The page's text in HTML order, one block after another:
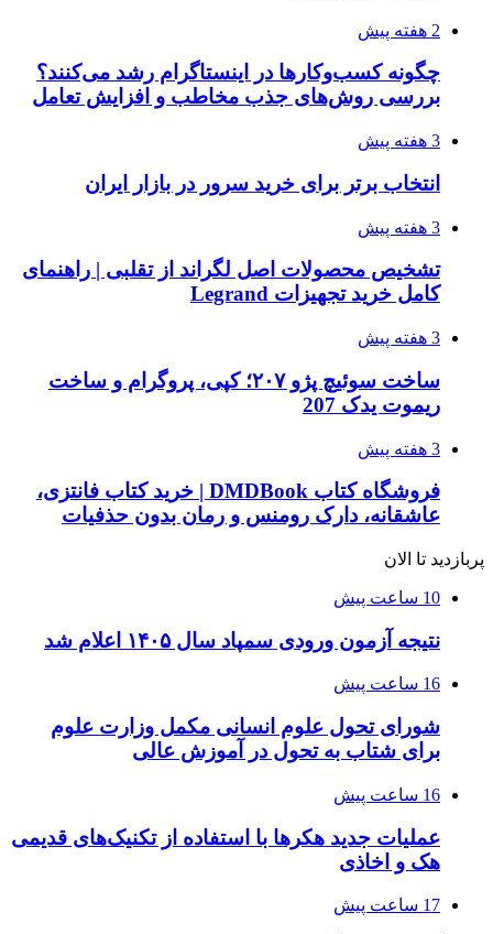
2 هفته پیش
چگونه کسب‌وکارها در اینستاگرام رشد می‌کنند؟
بررسی روش‌های جذب مخاطب و افزایش تعامل
3 هفته پیش
انتخاب برتر برای خرید سرور در بازار ایران
3 هفته پیش
تشخیص محصولات اصل لگراند از تقلبی | راهنمای
کامل خرید تجهیزات Legrand
3 هفته پیش
ساخت سوئیچ پژو ۲۰۷؛ کپی، پروگرام و ساخت
ریموت یدک 207
3 هفته پیش
فروشگاه کتاب DMDBook | خرید کتاب فانتزی،
عاشقانه، دارک رومنس و رمان بدون حذفیات
پربازدید تا الان
10 ساعت پیش
نتیجه آزمون ورودی سمپاد سال ۱۴۰۵ اعلام شد
16 ساعت پیش
شورای تحول علوم انسانی مکمل وزارت علوم
برای شتاب به تحول در آموزش عالی
16 ساعت پیش
عملیات جدید هکرها با استفاده از تکنیک‌های قدیمی
هک و اخاذی
17 ساعت پیش